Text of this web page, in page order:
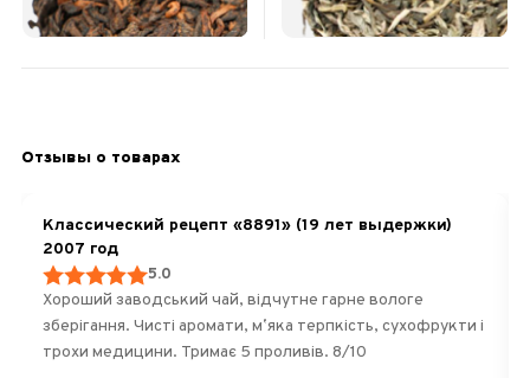
Отзывы о товарах
Классический рецепт «8891» (19 лет выдержки)
2007 год
5.0
Хороший заводський чай, відчутне гарне вологе
зберігання. Чисті аромати, мʼяка терпкість, сухофрукти і
трохи медицини. Тримає 5 проливів. 8/10